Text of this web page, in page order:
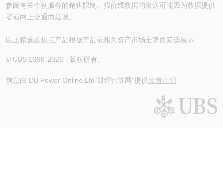
参阅有关个别服务的销售限制。报价或数据的发送可能因为数据提供
者或网上交通而延误。
以上精选及焦点产品根据产品或相关资产市场走势而筛选展示
© UBS 1998-2026 . 版权所有。
信息由 DB Power Online Ltd“财经智珠网”提供免责声明